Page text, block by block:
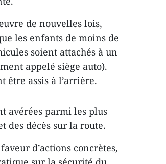
de nouvelles lois,
les enfants de moins de
soient attachés à un
appelé siège auto).
être assis à l’arrière.
avérées parmi les plus
des décès sur la route.
d’actions concrètes,